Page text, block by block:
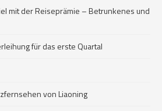
mit der Reiseprämie – Betrunkenes und
für das erste Quartal
von Liaoning